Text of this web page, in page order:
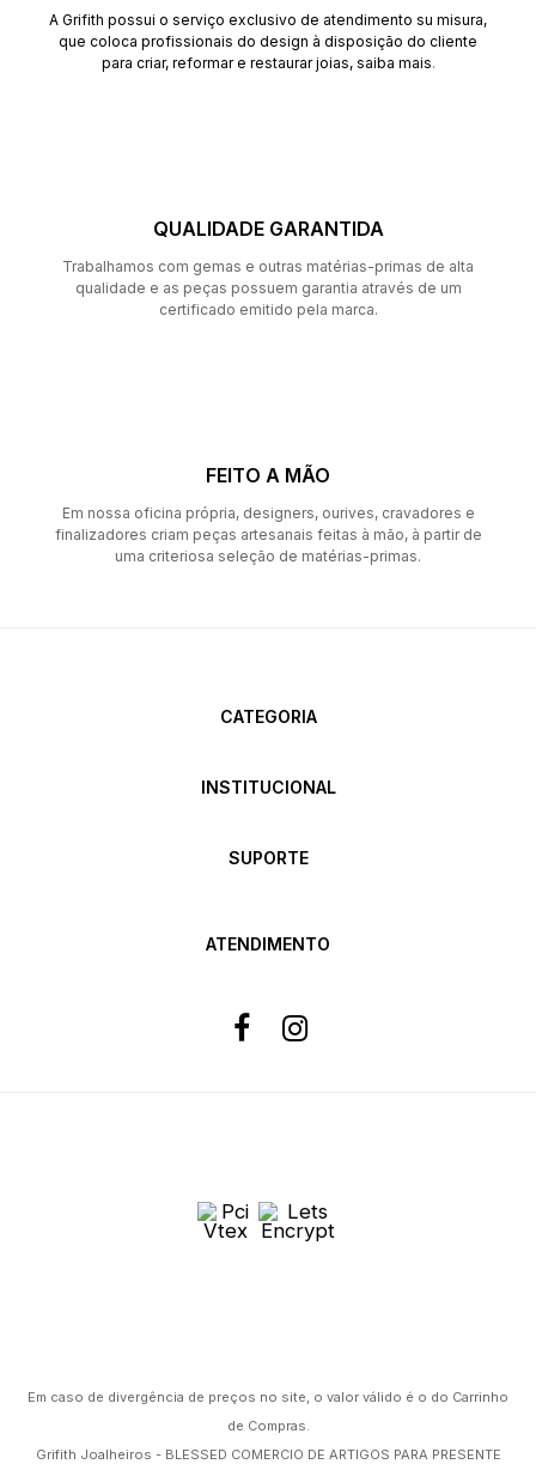
A Grifith possui o serviço exclusivo de atendimento su misura,
que coloca profissionais do design à disposição do cliente
para criar, reformar e restaurar joias, saiba mais.
QUALIDADE GARANTIDA
Trabalhamos com gemas e outras matérias-primas de alta
qualidade e as peças possuem garantia através de um
certificado emitido pela marca.
FEITO A MÃO
Em nossa oficina própria, designers, ourives, cravadores e
finalizadores criam peças artesanais feitas à mão, à partir de
uma criteriosa seleção de matérias-primas.
CATEGORIA
INSTITUCIONAL
SUPORTE
ATENDIMENTO
Em caso de divergência de preços no site, o valor válido é o do Carrinho
de Compras.
Grifith Joalheiros - BLESSED COMERCIO DE ARTIGOS PARA PRESENTE